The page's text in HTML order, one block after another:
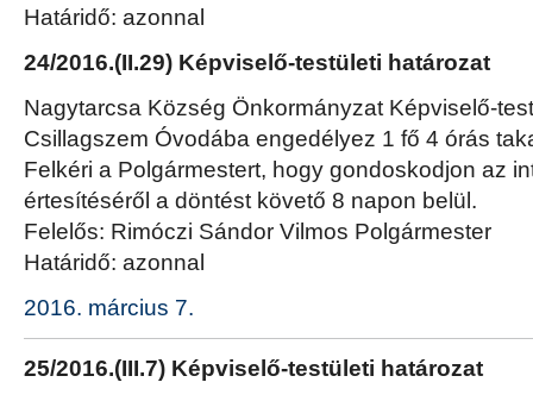
Határidő: azonnal
24/2016.(II.29) Képviselő-testületi határozat
Nagytarcsa Község Önkormányzat Képviselő-
Csillagszem Óvodába engedélyez 1 fő 4 órás
Felkéri a Polgármestert, hogy gondoskodjon az
értesítéséről a döntést követő 8 napon belül.
Felelős: Rimóczi Sándor Vilmos Polgármester
Határidő: azonnal
2016. március 7.
25/2016.(III.7) Képviselő-testületi határozat